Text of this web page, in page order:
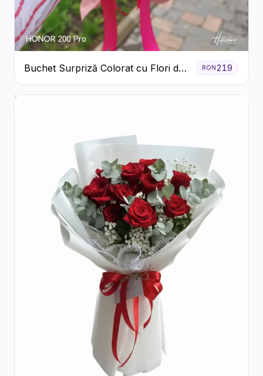
Buchet Surpriză Colorat cu Flori de
Sezon
RON 219